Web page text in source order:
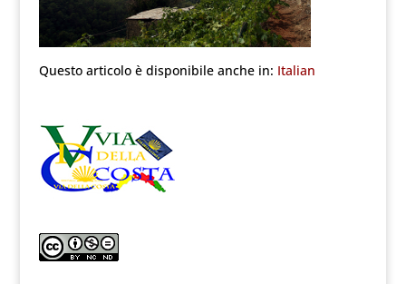
Questo articolo è disponibile anche in: Italian